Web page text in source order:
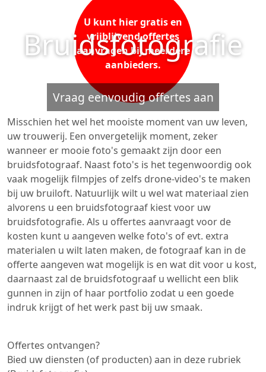
Bruidsfotografie
Vraag eenvoudig offertes aan
U kunt hier gratis en
vrijblijvend offertes
aanvragen bij meerdere
aanbieders.
Misschien het wel het mooiste moment van uw leven,
uw trouwerij. Een onvergetelijk moment, zeker
wanneer er mooie foto's gemaakt zijn door een
bruidsfotograaf. Naast foto's is het tegenwoordig ook
vaak mogelijk filmpjes of zelfs drone-video's te maken
bij uw bruiloft. Natuurlijk wilt u wel wat materiaal zien
alvorens u een bruidsfotograaf kiest voor uw
bruidsfotografie. Als u offertes aanvraagt voor de
kosten kunt u aangeven welke foto's of evt. extra
materialen u wilt laten maken, de fotograaf kan in de
offerte aangeven wat mogelijk is en wat dit voor u kost,
daarnaast zal de bruidsfotograaf u wellicht een blik
gunnen in zijn of haar portfolio zodat u een goede
indruk krijgt of het werk past bij uw smaak.
Offertes ontvangen?
Bied uw diensten (of producten) aan in deze rubriek